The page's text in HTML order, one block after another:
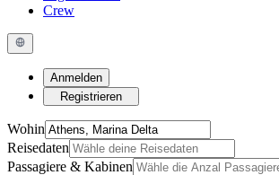
Crew
Anmelden
Registrieren
Wohin
Reisedaten
Passagiere & Kabinen